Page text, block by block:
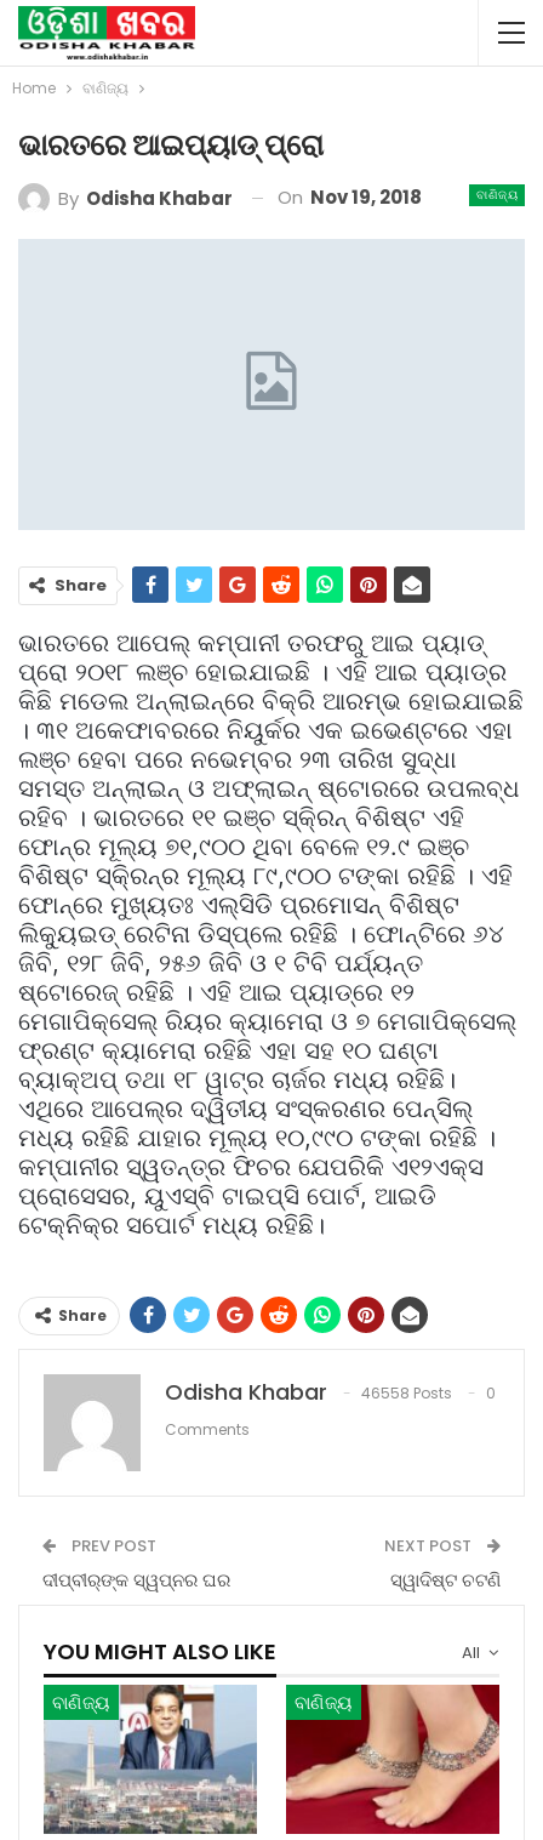
Home ବାଣିଜ୍ୟ
ଭାରତରେ ଆଇପ୍ୟାଡ୍‌ ପ୍ରୋ
ବାଣିଜ୍ୟ
By Odisha Khabar On Nov 19, 2018
Share
ଭାରତରେ ଆପେଲ୍‌ କମ୍ପାନୀ ତରଫରୁ ଆଇ ପ୍ୟାଡ୍‌
ପ୍ରୋ ୨୦୧୮ ଲଞ୍ଚ ହୋଇଯାଇଛି । ଏହି ଆଇ ପ୍ୟାଡ୍‌ର
କିଛି ମଡେଲ ଅନ୍‌ଲାଇନ୍‌ରେ ବିକ୍ରି ଆରମ୍ଭ ହୋଇଯାଇଛି
। ୩୧ ଅକେଫାବରରେ ନିୟୁର୍କର ଏକ ଇଭେଣ୍ଟରେ ଏହା
ଲଞ୍ଚ ହେବା ପରେ ନଭେମ୍ବର ୨୩ ତାରିଖ ସୁଦ୍ଧା
ସମସ୍ତ ଅନ୍‌ଲାଇନ୍‌ ଓ ଅଫ୍‌ଲାଇନ୍‌ ଷ୍ଟୋରରେ ଉପଲବ୍ଧ
ରହିବ । ଭାରତରେ ୧୧ ଇଞ୍ଚ ସ୍କି୍ରନ୍‌ ବିଶିଷ୍ଟ ଏହି
ଫୋନ୍‌ର ମୂଲ୍ୟ ୭୧,୯୦୦ ଥିବା ବେଳେ ୧୨.୯ ଇଞ୍ଚ
ବିଶିଷ୍ଟ ସ୍କି୍ରନ୍‌ର ମୂଲ୍ୟ ୮୯,୯୦୦ ଟଙ୍କା ରହିଛି । ଏହି
ଫୋନ୍‌ରେ ମୁଖ୍ୟତଃ ଏଲ୍‌ସିଡି ପ୍ରମୋସନ୍‌ ବିଶିଷ୍ଟ
ଲିକ୍ୟୁଇଡ୍‌ ରେଟିନା ଡିସ୍‌ପ୍ଲେ ରହିଛି । ଫୋନ୍‌ଟିରେ ୬୪
ଜିବି, ୧୨୮ ଜିବି, ୨୫୬ ଜିବି ଓ ୧ ଟିବି ପର୍ଯ୍ୟନ୍ତ
ଷ୍ଟୋରେଜ୍‌ ରହିଛି । ଏହି ଆଇ ପ୍ୟାଡ୍‌ରେ ୧୨
ମେଗାପିକ୍ସେଲ୍‌ ରିୟର କ୍ୟାମେରା ଓ ୭ ମେଗାପିକ୍ସେଲ୍‌
ଫ୍ରଣ୍ଟ କ୍ୟାମେରା ରହିଛି ଏହା ସହ ୧୦ ଘଣ୍ଟା
ବ୍ୟାକ୍‌ଅପ୍‌ ତଥା ୧୮ ୱାଟ୍‌ର ଚାର୍ଜର ମଧ୍ୟ ରହିଛି।
ଏଥିରେ ଆପେଲ୍‌ର ଦ୍ୱିତୀୟ ସଂସ୍କରଣର ପେନ୍‌ସିଲ୍‌
ମଧ୍ୟ ରହିଛି ଯାହାର ମୂଲ୍ୟ ୧୦,୯୯୦ ଟଙ୍କା ରହିଛି ।
କମ୍ପାନୀର ସ୍ୱତନ୍ତ୍ର ଫିଚର ଯେପରିକି ଏ୧୨ଏକ୍ସ
ପ୍ରୋସେସର, ୟୁଏସ୍‌ବି ଟାଇପ୍‌ସି ପୋର୍ଟ, ଆଇଡି
ଟେକ୍ନିକ୍‌ର ସପୋର୍ଟ ମଧ୍ୟ ରହିଛି।
Share
Odisha Khabar 46558 Posts
0
Comments
PREV POST
ଦୀପ୍‌ବୀର୍‌ଙ୍କ ସ୍ୱପ୍ନର ଘର
NEXT POST
ସ୍ୱାଦିଷ୍ଟ ଚଟଣି
All
YOU MIGHT ALSO LIKE
ବାଣିଜ୍ୟ ବାଣିଜ୍ୟ